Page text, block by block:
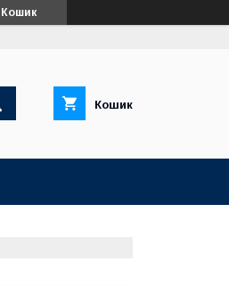
Кошик
Кошик